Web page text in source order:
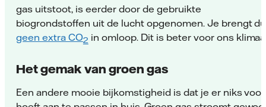
gas uitstoot, is eerder door de gebruikte
biogrondstoffen uit de lucht opgenomen. Je brengt
geen extra CO2 in omloop. Dit is beter voor ons
Het gemak van groen gas
Een andere mooie bijkomstigheid is dat je er niks voor